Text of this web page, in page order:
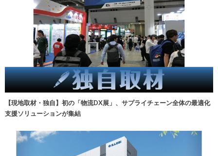
【現地取材・独自】初の「物流DX展」、サプライチェーン全体の最適化
支援ソリューションが集結